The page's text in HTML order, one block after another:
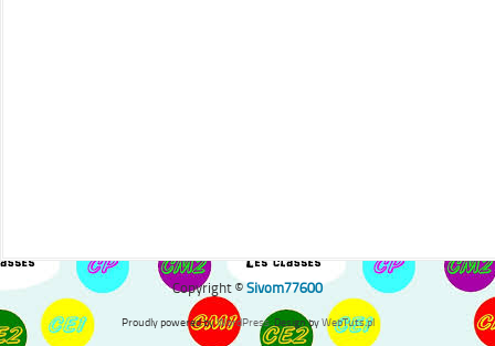
Copyright © Sivom77600
Proudly powered byWordPress. Design byWebTuts.pl